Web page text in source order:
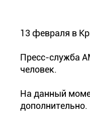
13 февраля в
Пресс-служба
человек.
На данный
дополнительно.